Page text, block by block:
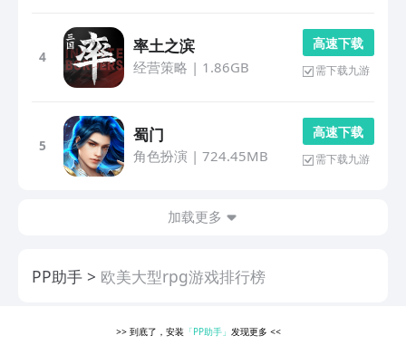
4
率土之滨
经营策略 | 1.86GB
高 速 下 载
需下载九游
5
蜀门
角色扮演 | 724.45MB
高 速 下 载
需下载九游
加载更多
PP助手 欧美大型rpg游戏排行榜
>> 到底了，安装 「PP助手」 发现更多<<